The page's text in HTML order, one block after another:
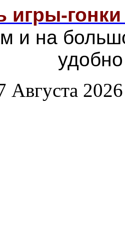
игры-
и на
Августа 2026